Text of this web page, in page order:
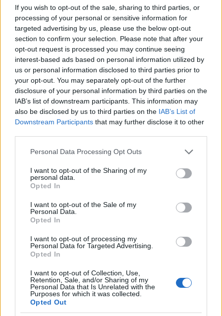
If you wish to opt-out of the sale, sharing to third parties, or
processing of your personal or sensitive information for
targeted advertising by us, please use the below opt-out
section to confirm your selection. Please note that after your
opt-out request is processed you may continue seeing
interest-based ads based on personal information utilized by
us or personal information disclosed to third parties prior to
your opt-out. You may separately opt-out of the further
disclosure of your personal information by third parties on the
IAB’s list of downstream participants. This information may
also be disclosed by us to third parties on the IAB’s List of
Downstream Participants that may further disclose it to other
Please note that this website/app uses one or more Google
not limited to your visit or usage behaviour. You may click to
grant or deny consent to Google and its third-party tags to
use your data for below specified purposes in below Google
consent section.
Personal Data Processing Opt Outs
I want to opt-out of the Sharing of my
personal data.
Opted In
I want to opt-out of the Sale of my
Personal Data.
Opted In
I want to opt-out of processing my
Personal Data for Targeted Advertising.
Opted In
I want to opt-out of Collection, Use,
Retention, Sale, and/or Sharing of my
Personal Data that Is Unrelated with the
Purposes for which it was collected.
Opted Out
"természetesen!"
Nagyszerű.
Akkor javaslok egy gondolatkísérletet. Picit tedd le a
fegyvereket és próbáld meg a magad által
elfogadott alapállás szerint áttekinteni ezt a
helyzetet. Ártatlanság vélelme mindenek előtt.
A holokauszt kivitelezésében részt vettek magyar
emberek - tény. Ezek a magyar emberek az akkori
társadalom elenyésző részét alkották - tény. Még az
is vita tárgya, hogy a döntéshozók mennyiben tudtak
a holokauszt valódi céljáról, de az nem is kérdéses,
hogy az egyszeri magyar embernek aligha lehetett
fogalma róla. Mindezek tetejében a németek - tény.
'44-ben katonailag megszállják Magyarországot -
tény. Ennek következményeként megakadályozva
azt, hogy Magyarország kilépjen a háborúból,
megindítva a zsidók tömeges internálását, ránk
erőltetve egy szélsőséges politikai vezetést - tény.
Mindez az egyszeri magyarnak NEM jó. Ennek
következtében elviszik a fiait katonának, a terményét
a hadsereg élelmezésére, a gépeket, hadszintérré
teszik az otthonát. Ez szenvedés számára.
Épp ezért a megszállás egy trauma minden
magyarnak. Ezt fejezi ki az emlékmű. A szobor nem
Hitlert ábrázolja amint elnyomja szegény-szegény